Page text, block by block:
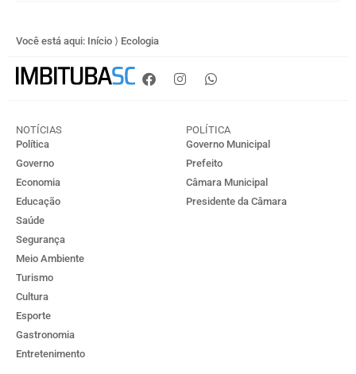
Você está aqui: Início ⟩ Ecologia
NOTÍCIAS
Política
Governo
Economia
Educação
Saúde
Segurança
Meio Ambiente
Turismo
Cultura
Esporte
Gastronomia
Entretenimento
POLÍTICA
Governo Municipal
Prefeito
Câmara Municipal
Presidente da Câmara